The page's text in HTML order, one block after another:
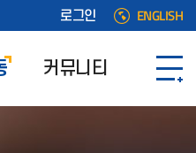
로그인 ENGLISH
커뮤니티